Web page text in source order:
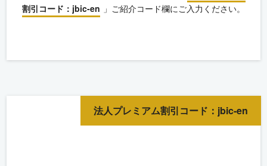
割引コード：jbic-en 」ご紹介コード欄にご入力ください。
法人プレミアム割引コード：jbic-en